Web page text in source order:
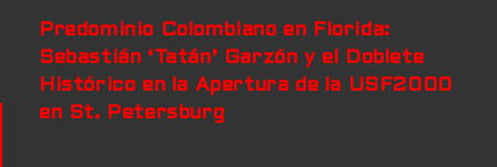
Predominio Colombiano en Florida:
Sebastián ‘Tatán’ Garzón y el Doblete
Histórico en la Apertura de la USF2000
en St. Petersburg